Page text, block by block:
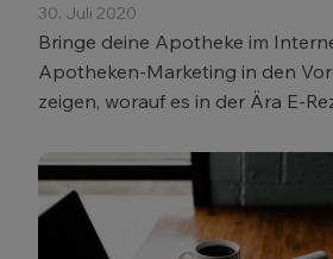
30. Juli 2020
Bringe deine Apotheke im
Apotheken-Marketing in den
zeigen, worauf es in der Ära E-